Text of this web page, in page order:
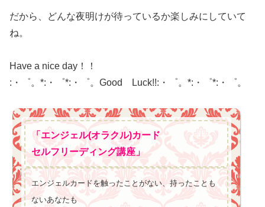
だから、どんな夜明けが待っているか楽しみにしていて
ね。
Have a nice day！！
:・゜。*:・゜*:・゜。Good Luck!!:・゜。*:・゜*:・゜。
「エンジェル(オラクル)カード
セルフリーディング講座」
エンジェルカードを触ったことがない、持ったことも
ないあなたも